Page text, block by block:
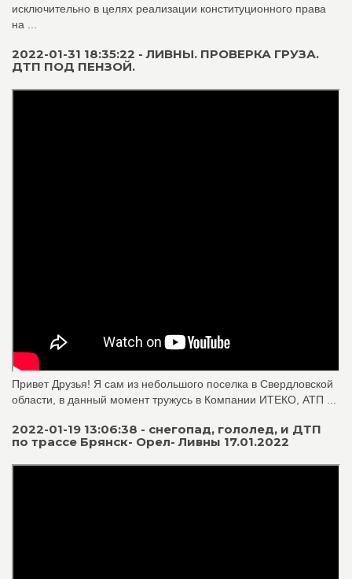
исключительно в целях реализации конституционного права
на ...
2022-01-31 18:35:22 - ЛИВНЫ. ПРОВЕРКА ГРУЗА.
ДТП ПОД ПЕНЗОЙ.
Привет Друзья! Я сам из небольшого поселка в Свердловской
области, в данный момент тружусь в Компании ИТЕКО, АТП ...
2022-01-19 13:06:38 - снегопад, гололед, и ДТП
по трассе Брянск- Орел- Ливны 17.01.2022